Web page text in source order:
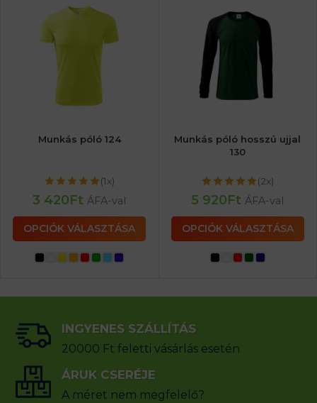
Munkás póló 124
(1x)
3 420Ft ÁFA-val
OPCIÓK VÁLASZTÁSA
Munkás póló hosszú ujjal
130
(2x)
5 920Ft ÁFA-val
OPCIÓK VÁLASZTÁSA
INGYENES SZÁLLÍTÁS
20000 Ft feletti vásárlás esetén
ÁRUK CSERÉJE
A méret nem megfelelő?